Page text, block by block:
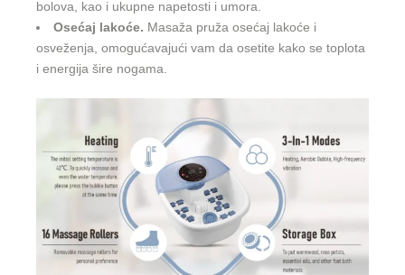
bolova, kao i ukupne napetosti i umora.
Osećaj lakoće. Masaža pruža osećaj lakoće i
osveženja, omogućavajući vam da osetite kako se toplota
i energija šire nogama.